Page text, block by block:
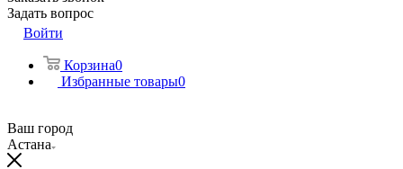
Задать вопрос
Войти
Корзина0
Избранные товары0
Ваш город
Астана